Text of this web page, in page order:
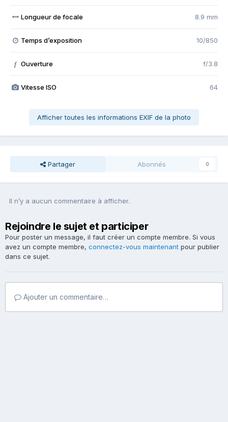
Longueur de focale 8.9 mm
Temps d’exposition 10/850
f Ouverture f/3.8
Vitesse ISO 64
Afficher toutes les informations EXIF de la photo
Partager Abonnés 0
Il n’y a aucun commentaire à afficher.
Rejoindre le sujet et participer
Pour poster un message, il faut créer un compte membre. Si vous
avez un compte membre, connectez-vous maintenant pour publier
dans ce sujet.
Ajouter un commentaire…